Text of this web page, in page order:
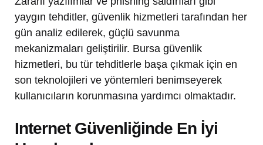
yaygın tehditler, güvenlik hizmetleri tarafından her
gün analiz edilerek, güçlü savunma
mekanizmaları geliştirilir. Bursa güvenlik
hizmetleri, bu tür tehditlerle başa çıkmak için en
son teknolojileri ve yöntemleri benimseyerek
kullanıcıların korunmasına yardımcı olmaktadır.
Internet Güvenliğinde En İyi